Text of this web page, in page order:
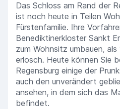
Das Schloss am Rand der
ist noch heute in Teilen
Fürstenfamilie. Ihre
Benediktinerkloster Sankt
zum Wohnsitz umbauen,
erlosch. Heute können Sie
Regensburg einige der
auch den unverändert
ansehen, in dem sich das
befindet.